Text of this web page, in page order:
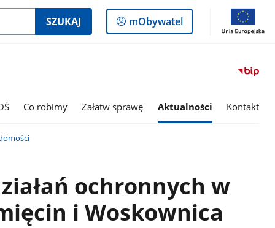
SZUKAJ
Logowanie
do
mObywatel
Co robimy Załatw sprawę Aktualności Kontakt
ochronnych w
i Woskownica